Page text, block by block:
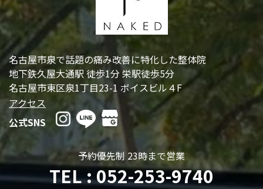
名古屋市泉で話題の痛み改善に特化した整体院
地下鉄久屋大通駅 徒歩1分 栄駅徒歩5分
名古屋市東区泉1丁目23-1 ボイスビル４F
アクセス
公式SNS
予約優先制 23時まで営業
TEL : 052-253-9740